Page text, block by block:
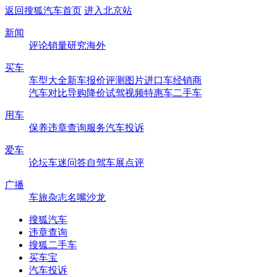
返回搜狐汽车首页 进入北京站
新闻
评论销量研究海外
买车
车型大全新车报价评测 图片进口车经销商
汽车对比导购降价试驾视频特惠车二手车
用车
保养违章查询服务汽车投诉
爱车
论坛车迷问答自驾车展点评
广播
车旅杂志名嘴沙龙
搜狐汽车
违章查询
搜狐二手车
买车宝
汽车投诉